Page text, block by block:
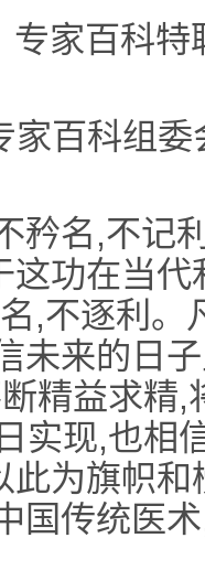
专家百科特
百科组委
名,不记利
这功在当
,不逐利。
未来的日
精益求精
实现,也相
此为旗帜
国传统医